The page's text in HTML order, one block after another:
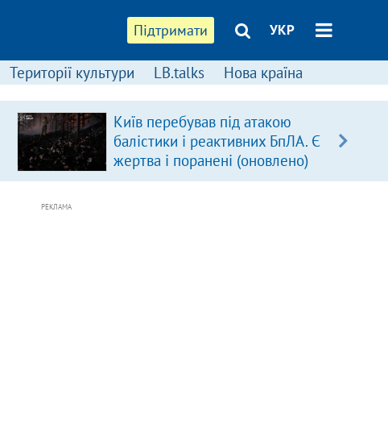
Підтримати УКР
Території культури LB.talks Нова країна
Київ перебував під атакою
балістики і реактивних БпЛА. Є
жертва і поранені (оновлено)
РЕКЛАМА